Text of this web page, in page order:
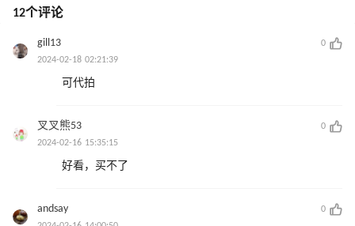
12个评论
gill13
0
2024-02-18 02:21:39
可代拍
叉叉熊53
0
2024-02-16 15:35:15
好看，买不了
andsay
0